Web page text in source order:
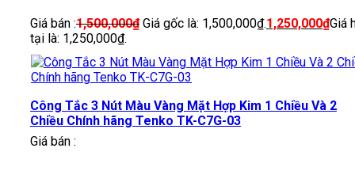
Giá bán :1,500,000₫ Giá gốc là: 1,500,000₫.1,250,000₫Giá
tại là: 1,250,000₫.
Công Tắc 3 Nút Màu Vàng Mặt Hợp Kim 1 Chiều Và 2
Chiều Chính hãng Tenko TK-C7G-03
Giá bán :